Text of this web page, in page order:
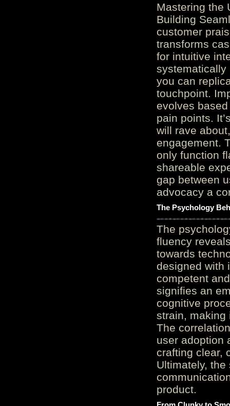
Mastering the
Building
customer
transforms
for intuitive
systematically
you can
touchpoint.
evolves
pain points.
will rave
engagement.
only function
shareable
gap between
advocacy a
The Psychology
The
fluency
towards
designed with
competent
signifies an
cognitive
strain, making
The
user adoption
crafting clear,
Ultimately,
product.